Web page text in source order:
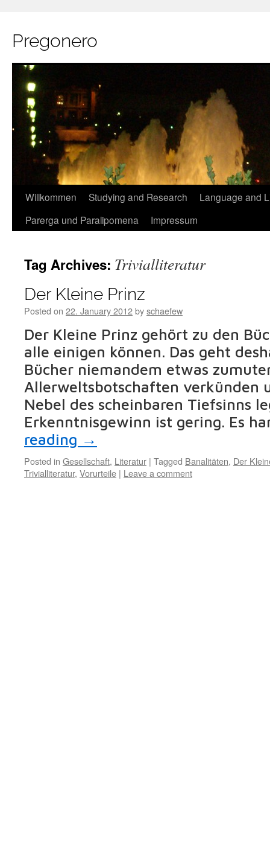
Pregonero
Skip
Willkommen Studying and Research
Language and
Parerga und Paralipomena
Impressum
Tag Archives: Trivialliteratur
Der Kleine Prinz
Posted on 22. January 2012byschaefew
Der Kleine Prinz gehört zu den
alle einigen können. Das geht
Bücher niemandem etwas
Allerweltsbotschaften verkünden
Nebel des scheinbaren Tiefsinns
Erkenntnisgewinn ist gering. Es
reading →
Posted in Gesellschaft, Literatur | Tagged Banalitäten, Der
Trivialliteratur, Vorurteile | Leave a comment